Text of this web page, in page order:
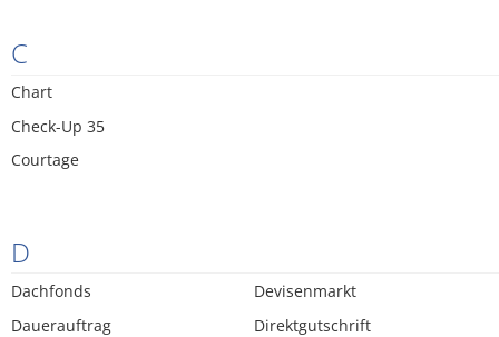
C
Chart
Check-Up 35
Courtage
D
Dachfonds
Dauerauftrag
Devisenmarkt
Direktgutschrift